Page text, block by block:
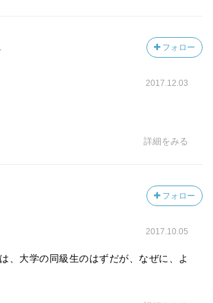
フォロー
2017.12.03
詳細をみる
フォロー
2017.10.05
、大学の同級生のはずだが、なぜに、よ